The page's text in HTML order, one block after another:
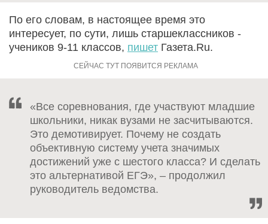
По его словам, в настоящее время это
интересует, по сути, лишь старшеклассников -
учеников 9-11 классов, пишет Газета.Ru.
«Все соревнования, где участвуют младшие
школьники, никак вузами не засчитываются.
Это демотивирует. Почему не создать
объективную систему учета значимых
достижений уже с шестого класса? И сделать
это альтернативой ЕГЭ», – продолжил
руководитель ведомства.